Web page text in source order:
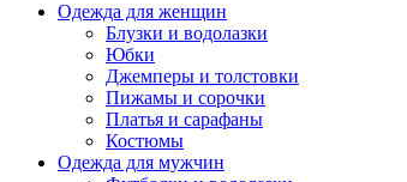
Одежда для женщин
Блузки и водолазки
Юбки
Джемперы и толстовки
Пижамы и сорочки
Платья и сарафаны
Костюмы
Одежда для мужчин